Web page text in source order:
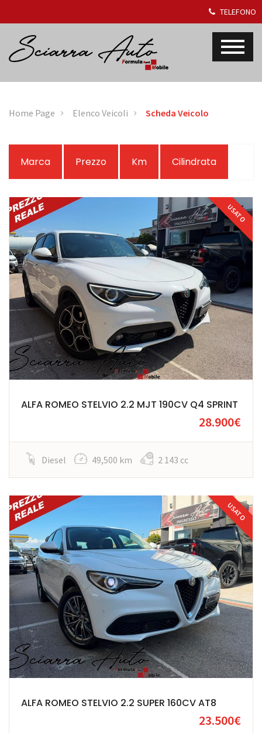
TELEFONO
Home Page Elenco Veicoli Scheda Veicolo
Marca Prezzo Km Cilindrata
USATO
ALFA ROMEO STELVIO 2.2 MJT 190CV Q4 SPRINT
28.900€
Diesel 49,500 km 2 143 cc
USATO
ALFA ROMEO STELVIO 2.2 SUPER 160CV AT8
23.500€